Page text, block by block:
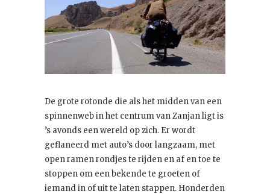
De grote rotonde die als het midden van een
spinnenweb in het centrum van Zanjan ligt is
’s avonds een wereld op zich. Er wordt
geflaneerd met auto’s door langzaam, met
open ramen rondjes te rijden en af en toe te
stoppen om een bekende te groeten of
iemand in of uit te laten stappen. Honderden